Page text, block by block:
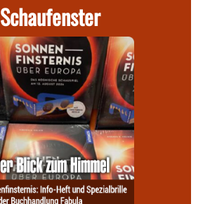
Schaufenster